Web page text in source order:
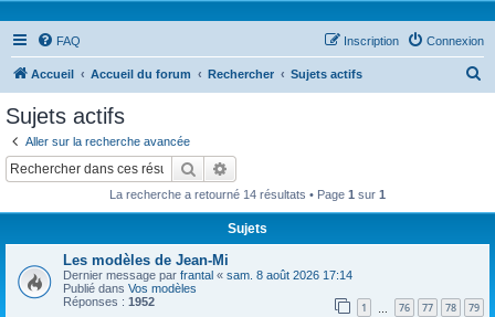
FAQ Connexion
Inscription
Accueil Accueil du forum Rechercher Sujets actifs
Sujets actifs
Aller sur la recherche avancée
Rechercher
La recherche a retourné 14 résultats • Page 1 sur 1
Sujets
Les modèles de Jean-Mi
Dernier message par frantal « sam. 8 août 2026 17:14
Publié dans Vos modèles
Réponses : 1952 1 76 77 78 79